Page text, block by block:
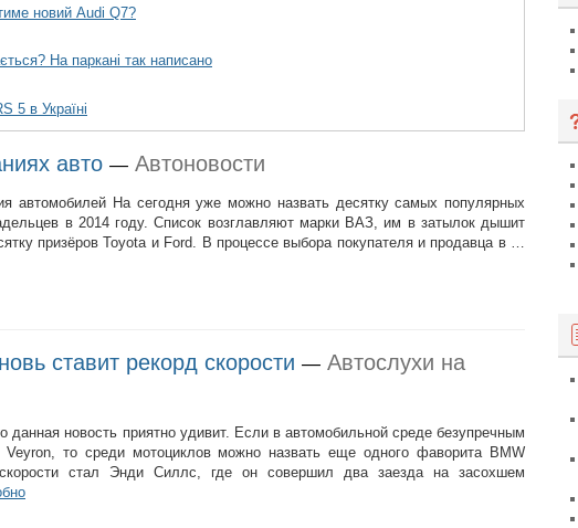
новий Audi Q7?
На паркані так написано
5 в Україні
авто — Автоновости
автомобилей На сегодня уже можно назвать десятку самых популярных
в 2014 году. Список возглавляют марки ВАЗ, им в затылок дышит
призёров Toyota и Ford. В процессе выбора покупателя и продавца в …
ставит рекорд скорости — Автослухи на
данная новость приятно удивит. Если в автомобильной среде безупречным
то среди мотоциклов можно назвать еще одного фаворита BMW
стал Энди Силлс, где он совершил два заезда на засохшем